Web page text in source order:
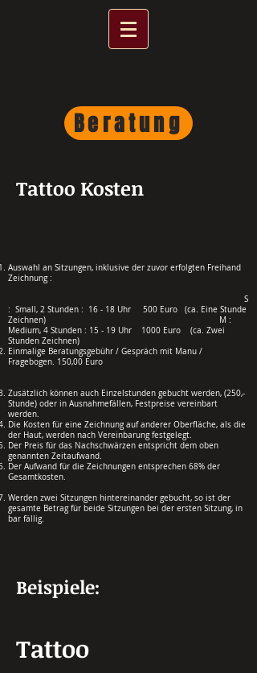
Beratung
Tattoo Kosten
Auswahl an Sitzungen, inklusive der zuvor erfolgten Freihand
Zeichnung :
S
: Small, 2 Stunden : 16 - 18 Uhr 500 Euro (ca. Eine Stunde
Zeichnen) M :
Medium, 4 Stunden : 15 - 19 Uhr 1000 Euro (ca. Zwei
Stunden Zeichnen)
Einmalige Beratungsgebühr / Gespräch mit Manu /
Fragebogen. 150,00 Euro
Zusätzlich können auch Einzelstunden gebucht werden, (250,-
Stunde) oder in Ausnahmefällen, Festpreise vereinbart
werden.
Die Kosten für eine Zeichnung auf anderer Oberfläche, als die
der Haut, werden nach Vereinbarung festgelegt.
Der Preis für das Nachschwärzen entspricht dem oben
genannten Zeitaufwand.
Der Aufwand für die Zeichnungen entsprechen 68% der
Gesamtkosten.
Werden zwei Sitzungen hintereinander gebucht, so ist der
gesamte Betrag für beide Sitzungen bei der ersten Sitzung, in
bar fällig.
Beispiele:
Tattoo